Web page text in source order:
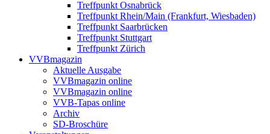
Treffpunkt Osnabrück
Treffpunkt Rhein/Main (Frankfurt, Wiesbaden)
Treffpunkt Saarbrücken
Treffpunkt Stuttgart
Treffpunkt Zürich
VVBmagazin
Aktuelle Ausgabe
VVBmagazin online
VVBmagazin online
VVB-Tapas online
Archiv
SD-Broschüre